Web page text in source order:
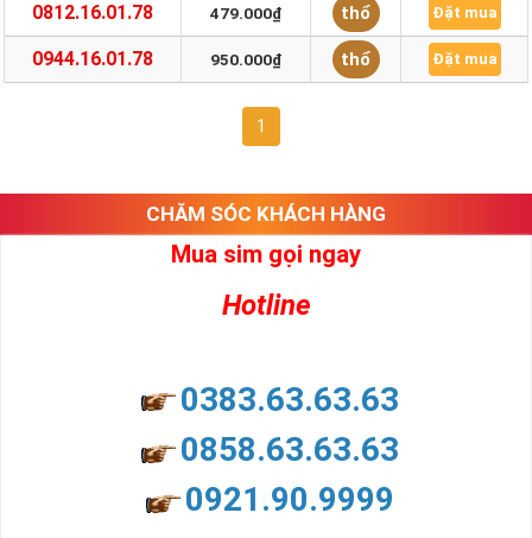
0812.16.01.78 479.000₫ thổ Đặt mua
0944.16.01.78 950.000₫ thổ Đặt mua
1
CHĂM SÓC KHÁCH HÀNG
Mua sim gọi ngay
Hotline
0383.63.63.63
0858.63.63.63
0921.90.9999